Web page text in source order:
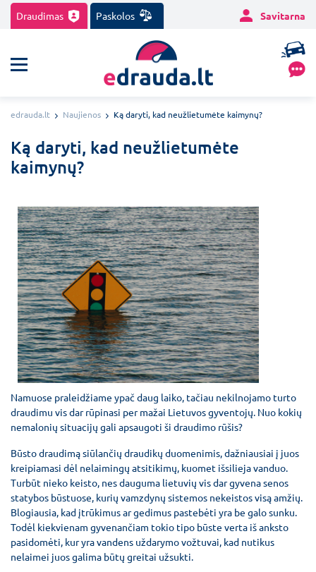
Draudimas Paskolos Savitarna
edrauda.lt Naujienos Ką daryti, kad neužlietumėte kaimynų?
Ką daryti, kad neužlietumėte
kaimynų?
Namuose praleidžiame ypač daug laiko, tačiau nekilnojamo turto
draudimu vis dar rūpinasi per mažai Lietuvos gyventojų. Nuo kokių
nemalonių situacijų gali apsaugoti ši draudimo rūšis?
Būsto draudimą siūlančių draudikų duomenimis, dažniausiai į juos
kreipiamasi dėl nelaimingų atsitikimų, kuomet išsilieja vanduo.
Turbūt nieko keisto, nes dauguma lietuvių vis dar gyvena senos
statybos būstuose, kurių vamzdynų sistemos nekeistos visą amžių.
Blogiausia, kad įtrūkimus ar gedimus pastebėti yra be galo sunku.
Todėl kiekvienam gyvenančiam tokio tipo būste verta iš anksto
pasidomėti, kur yra vandens uždarymo vožtuvai, kad nutikus
nelaimei juos galima būtų greitai užsukti.